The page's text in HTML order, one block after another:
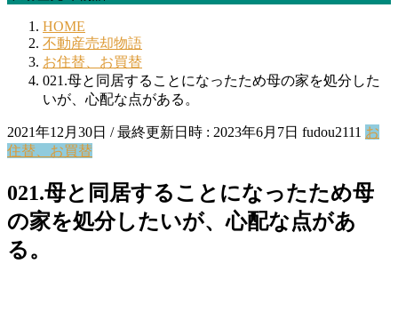
HOME
不動産売却物語
お住替、お買替
021.母と同居することになったため母の家を処分した
いが、心配な点がある。
2021年12月30日 / 最終更新日時 : 2023年6月7日 fudou2111 お
住替、お買替
021.母と同居することになったため母
の家を処分したいが、心配な点があ
る。